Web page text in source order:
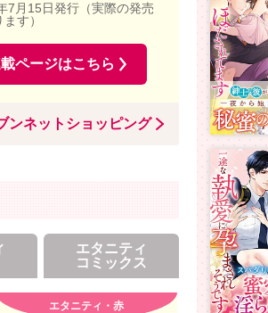
7月15日発行（実際の発売
す）
ページはこちら
ンネットショッピング
エタニティ
コミックス
エタニティ・赤